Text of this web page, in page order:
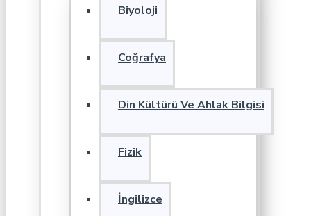
Biyoloji
Coğrafya
Din Kültürü Ve Ahlak Bilgisi
Fizik
İngilizce